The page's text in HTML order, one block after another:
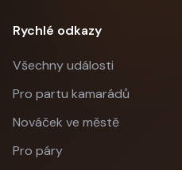
Rychlé odkazy
Všechny události
Pro partu kamarádů
Nováček ve městě
Pro páry